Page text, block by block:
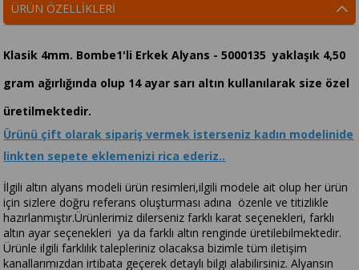
ÜRÜN ÖZELLIKLERI
Klasik 4mm. Bombe1'li Erkek Alyans - 5000135 yaklaşık 4,50
gram ağırlığında olup 14 ayar sarı altın kullanılarak size özel
üretilmektedir.
Ürünü çift olarak sipariş vermek isterseniz kadın modelinide
linkten sepete eklemenizi rica ederiz..
İlgili altın alyans modeli ürün resimleri,ilgili modele ait olup her ürün
için sizlere doğru referans oluşturması adına özenle ve titizlikle
hazırlanmıştır.Ürünlerimiz dilerseniz farklı karat seçenekleri, farklı
altın ayar seçenekleri ya da farklı altın renginde üretilebilmektedir.
Ürünle ilgili farklılık talepleriniz olacaksa bizimle tüm iletişim
kanallarımızdan irtibata geçerek detaylı bilgi alabilirsiniz. Alyansın